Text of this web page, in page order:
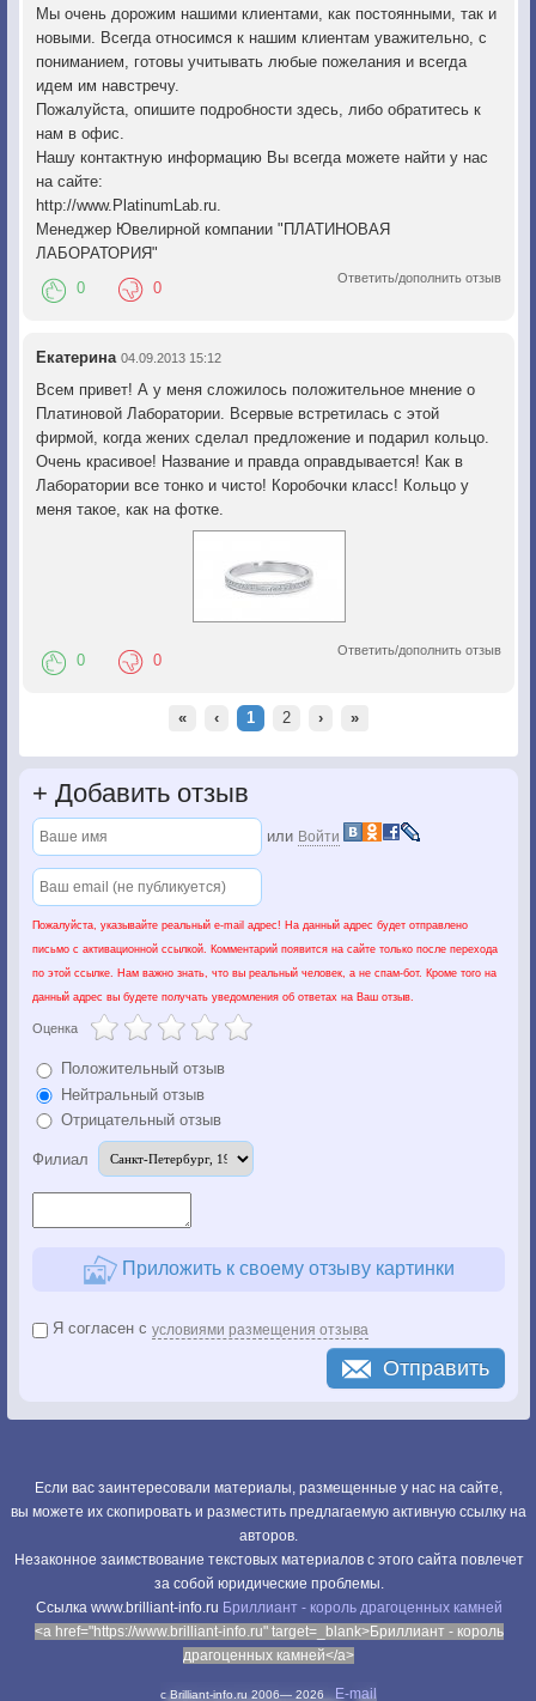
Мы очень дорожим нашими клиентами, как постоянными, так и
новыми. Всегда относимся к нашим клиентам уважительно, с
пониманием, готовы учитывать любые пожелания и всегда
идем им навстречу.
Пожалуйста, опишите подробности здесь, либо обратитесь к
нам в офис.
Нашу контактную информацию Вы всегда можете найти у нас
на сайте:
http://www.PlatinumLab.ru.
Менеджер Ювелирной компании "ПЛАТИНОВАЯ
ЛАБОРАТОРИЯ"
Ответить/дополнить отзыв
0 0
Екатерина 04.09.2013 15:12
Всем привет! А у меня сложилось положительное мнение о
Платиновой Лаборатории. Всервые встретилась с этой
фирмой, когда жених сделал предложение и подарил кольцо.
Очень красивое! Название и правда оправдывается! Как в
Лаборатории все тонко и чисто! Коробочки класс! Кольцо у
меня такое, как на фотке.
Ответить/дополнить отзыв
0 0
« ‹ 1 2 › »
+ Добавить отзыв
или Войти
Пожалуйста, указывайте реальный e-mail адрес! На данный адрес будет отправлено
письмо с активационной ссылкой. Комментарий появится на сайте только после перехода
по этой ссылке. Нам важно знать, что вы реальный человек, а не спам-бот. Кроме того на
данный адрес вы будете получать уведомления об ответах на Ваш отзыв.
Оценка
Положительный отзыв
Нейтральный отзыв
Отрицательный отзыв
Филиал
Приложить к своему отзыву картинки
Я согласен с условиями размещения отзыва
Отправить
Если вас заинтересовали материалы, размещенные у нас на сайте,
вы можете их скопировать и разместить предлагаемую активную ссылку на
авторов.
Незаконное заимствование текстовых материалов с этого сайта повлечет
за собой юридические проблемы.
Cсылка www.brilliant-info.ru Бриллиант - король драгоценных камней
<a href="https://www.brilliant-info.ru" target=_blank>Бриллиант - король
драгоценных камней</a>
c Brilliant-info.ru 2006— 2026 E-mail